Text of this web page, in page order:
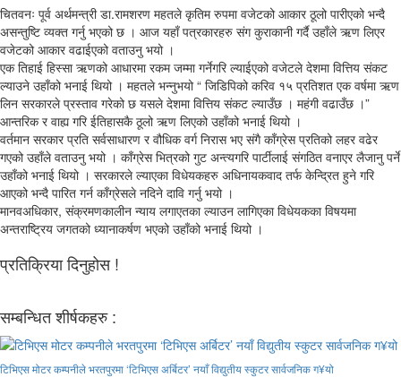
चितवनः पूर्व अर्थमन्त्री डा.रामशरण महतले कृतिम रुपमा वजेटको आकार ठूलो पारीएको भन्दै
असन्तुष्टि व्यक्त गर्नु भएको छ । आज यहाँ पत्रकारहरु संग कुराकानी गर्दै उहाँले ऋण लिएर
वजेटको आकार वढाईएको वताउनु भयो ।
एक तिहाई हिस्सा ऋणको आधारमा रकम जम्मा गर्नेगरि ल्याईएको वजेटले देशमा वित्तिय संकट
ल्याउने उहाँको भनाई थियो । महतले भन्नुभयो “ जिडिपिको करिव १५ प्रतिशत एक वर्षमा ऋण
लिन सरकारले प्रस्ताव गरेको छ यसले देशमा वित्तिय संकट ल्याउँछ । महंगी वढाउँछ ।”
आन्तरिक र वाह्य गरि ईतिहासकै ठूलो ऋण लिएको उहाँको भनाई थियो ।
वर्तमान सरकार प्रति सर्वसाधारण र वौधिक वर्ग निरास भए संगै काँग्रेस प्रतिको लहर वढेर
गएको उहाँले वताउनु भयो । काँग्रेस भित्रको गुट अन्त्यगरि पार्टीलाई संगठित वनाएर लैजानु पर्ने
उहाँको भनाई थियो । सरकारले ल्याएका विधेयकहरु अधिनायकवाद तर्फ केन्द्रित हुने गरि
आएको भन्दै पारित गर्न काँग्रेसले नदिने दावि गर्नु भयो ।
मानवअधिकार, संक्रमणकालीन न्याय लगाएतका ल्याउन लागिएका विधेयकका विषयमा
अन्तराष्ट्रिय जगतको ध्यानाकर्षण भएको उहाँको भनाई थियो ।
प्रतिक्रिया दिनुहोस !
सम्बन्धित शीर्षकहरु :
टिभिएस मोटर कम्पनीले भरतपुरमा ‘टिभिएस अर्बिटर’ नयाँ विद्युतीय स्कुटर सार्वजनिक ग¥यो